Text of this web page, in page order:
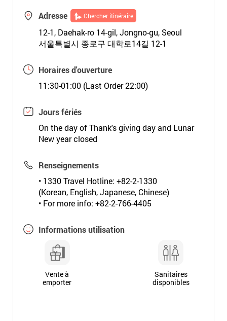
Adresse Chercher itinéraire
12-1, Daehak-ro 14-gil, Jongno-gu, Seoul
서울특별시 종로구 대학로14길 12-1
Horaires d'ouverture
11:30-01:00 (Last Order 22:00)
Jours fériés
On the day of Thank's giving day and Lunar
New year closed
Renseignements
• 1330 Travel Hotline: +82-2-1330
(Korean, English, Japanese, Chinese)
• For more info: +82-2-766-4405
Informations utilisation
Vente à
emporter
Sanitaires
disponibles